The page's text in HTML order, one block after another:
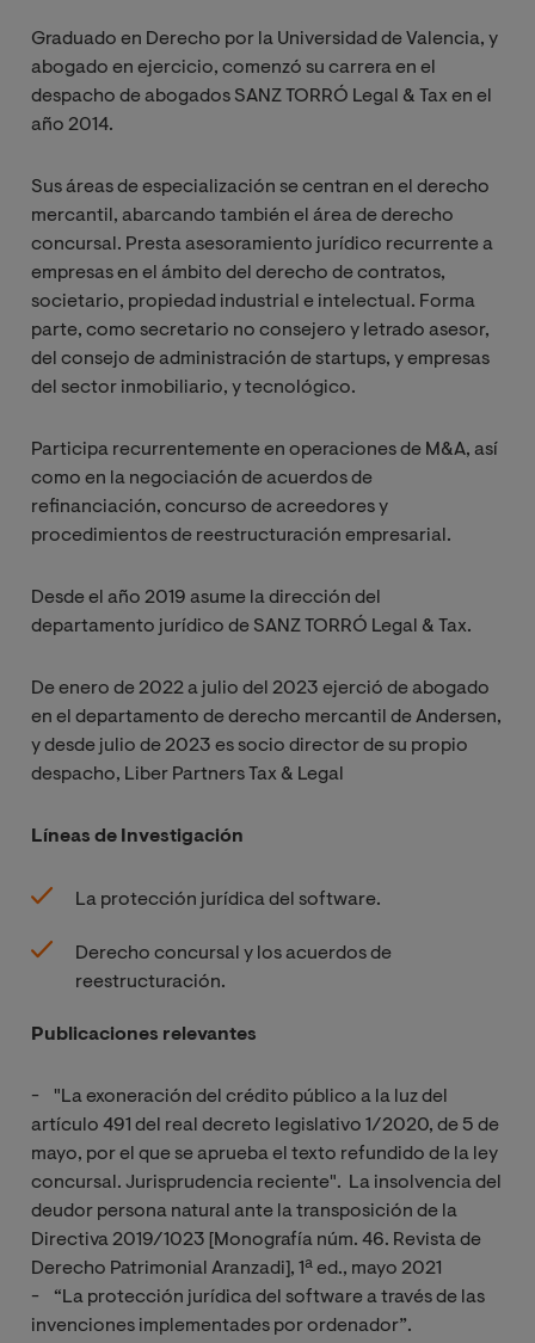
Graduado en Derecho por la Universidad de Valencia, y
abogado en ejercicio, comenzó su carrera en el
despacho de abogados SANZ TORRÓ Legal & Tax en el
año 2014.
Sus áreas de especialización se centran en el derecho
mercantil, abarcando también el área de derecho
concursal. Presta asesoramiento jurídico recurrente a
empresas en el ámbito del derecho de contratos,
societario, propiedad industrial e intelectual. Forma
parte, como secretario no consejero y letrado asesor,
del consejo de administración de startups, y empresas
del sector inmobiliario, y tecnológico.
Participa recurrentemente en operaciones de M&A, así
como en la negociación de acuerdos de
refinanciación, concurso de acreedores y
procedimientos de reestructuración empresarial.
Desde el año 2019 asume la dirección del
departamento jurídico de SANZ TORRÓ Legal & Tax.
De enero de 2022 a julio del 2023 ejerció de abogado
en el departamento de derecho mercantil de Andersen,
y desde julio de 2023 es socio director de su propio
despacho, Liber Partners Tax & Legal
Líneas de Investigación
La protección jurídica del software.
Derecho concursal y los acuerdos de
reestructuración.
Publicaciones relevantes
- "La exoneración del crédito público a la luz del
artículo 491 del real decreto legislativo 1/2020, de 5 de
mayo, por el que se aprueba el texto refundido de la ley
concursal. Jurisprudencia reciente". La insolvencia del
deudor persona natural ante la transposición de la
Directiva 2019/1023 [Monografía núm. 46. Revista de
Derecho Patrimonial Aranzadi], 1ª ed., mayo 2021
- “La protección jurídica del software a través de las
invenciones implementades por ordenador”.